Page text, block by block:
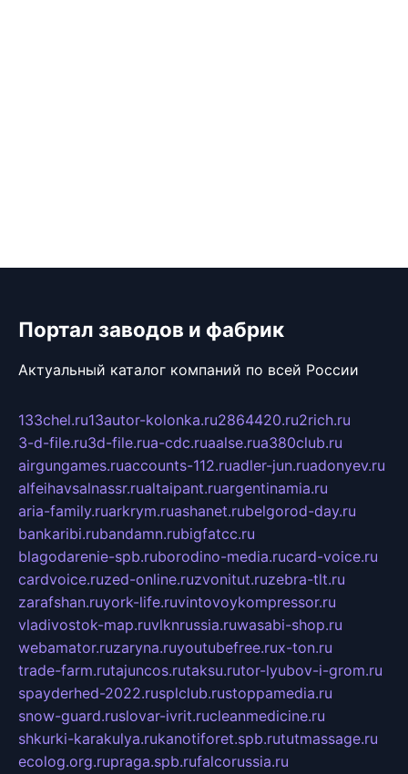
Портал заводов и фабрик
Актуальный каталог компаний по всей России
133chel.ru13autor-kolonka.ru2864420.ru2rich.ru
3-d-file.ru3d-file.rua-cdc.ruaalse.rua380club.ru
airgungames.ruaccounts-112.ruadler-jun.ruadonyev.ru
alfeihavsalnassr.rualtaipant.ruargentinamia.ru
aria-family.ruarkrym.ruashanet.rubelgorod-day.ru
bankaribi.rubandamn.rubigfatcc.ru
blagodarenie-spb.ruborodino-media.rucard-voice.ru
cardvoice.ruzed-online.ruzvonitut.ruzebra-tlt.ru
zarafshan.ruyork-life.ruvintovoykompressor.ru
vladivostok-map.ruvlknrussia.ruwasabi-shop.ru
webamator.ruzaryna.ruyoutubefree.rux-ton.ru
trade-farm.rutajuncos.rutaksu.rutor-lyubov-i-grom.ru
spayderhed-2022.rusplclub.rustoppamedia.ru
snow-guard.ruslovar-ivrit.rucleanmedicine.ru
shkurki-karakulya.rukanotiforet.spb.rututmassage.ru
ecolog.org.rupraga.spb.rufalcorussia.ru